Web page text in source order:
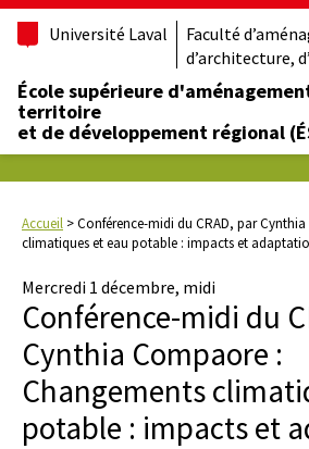
Université Laval
Faculté
d’architecture,
École supérieure
territoire
et de développement régional
Accueil >Conférence-midi du CRAD, par
climatiques et eau potable : impacts et
Mercredi 1 décembre, midi
Conférence-midi du
Cynthia Compaore :
Changements
potable : impacts et